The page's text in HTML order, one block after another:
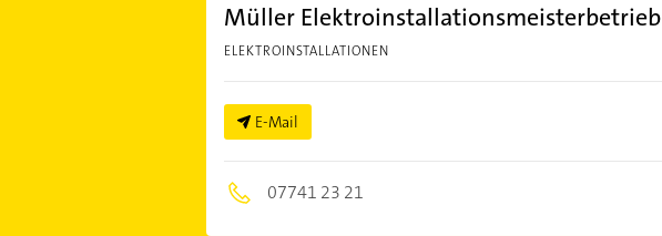
Müller Elektroinstallationsmeisterbetrieb
ELEKTROINSTALLATIONEN
E-Mail
07741 23 21